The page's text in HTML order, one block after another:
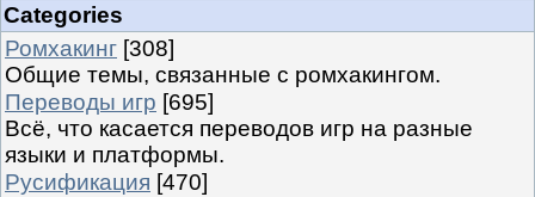
Categories
Ромхакинг [308]
Общие темы, связанные с ромхакингом.
Переводы игр [695]
Всё, что касается переводов игр на разные
языки и платформы.
Русификация [470]